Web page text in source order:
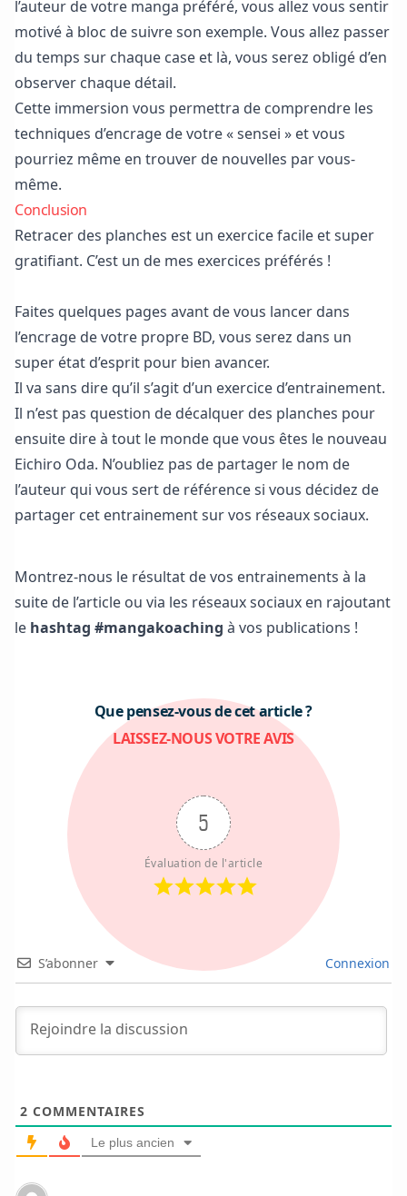
l’auteur de votre manga préféré, vous allez vous sentir
motivé à bloc de suivre son exemple. Vous allez passer
du temps sur chaque case et là, vous serez obligé d’en
observer chaque détail.
Cette immersion vous permettra de comprendre les
techniques d’encrage de votre « sensei » et vous
pourriez même en trouver de nouvelles par vous-
même.
Conclusion
Retracer des planches est un exercice facile et super
gratifiant. C’est un de mes exercices préférés !
Faites quelques pages avant de vous lancer dans
l’encrage de votre propre BD, vous serez dans un
super état d’esprit pour bien avancer.
Il va sans dire qu’il s’agit d’un exercice d’entrainement.
Il n’est pas question de décalquer des planches pour
ensuite dire à tout le monde que vous êtes le nouveau
Eichiro Oda. N’oubliez pas de partager le nom de
l’auteur qui vous sert de référence si vous décidez de
partager cet entrainement sur vos réseaux sociaux.
Montrez-nous le résultat de vos entrainements à la
suite de l’article ou via les réseaux sociaux en rajoutant
le hashtag #mangakoaching à vos publications !
Que pensez-vous de cet article ?
LAISSEZ-NOUS VOTRE AVIS
5
Évaluation de l'article
S’abonner Connexion
2 COMMENTAIRES
Le plus ancien